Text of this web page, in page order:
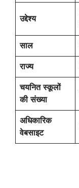
उद्देश्य
साल
राज्य
चयनित स्कूलों
की संख्या
अधिकारिक
वेबसाइट